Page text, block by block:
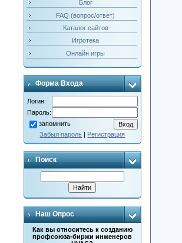
Блог
FAQ (вопрос/ответ)
Каталог сайтов
Игротека
Онлайн игры
Форма Входа
Логин:
Пароль:
запомнить
Забыл пароль | Регистрация
Поиск
Наш Опрос
Как вы относитесь к созданию
профсоюза-биржи инженеров